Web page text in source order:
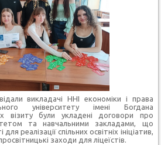
викладачі ННІ економіки і права
університету імені Богдана
візиту були укладені договори про
та навчальними закладами, що
реалізації спільних освітніх ініціатив,
заходи для ліцеїстів.